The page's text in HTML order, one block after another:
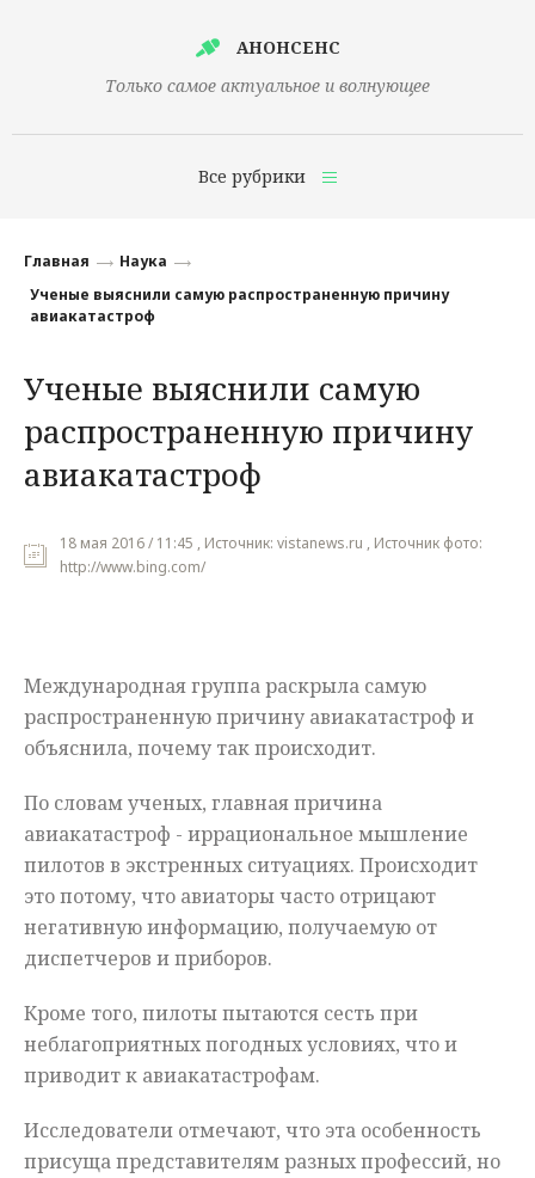
АНОНСЕНС
Только самое актуальное и волнующее
Все рубрики
Финансы
Наука
Культура
Общество
Мнения
Главная
Наука
Ученые выяснили самую распространенную причину
авиакатастроф
Ученые выяснили самую
распространенную причину
авиакатастроф
18 мая 2016 / 11:45 , Источник: vistanews.ru , Источник фото:
http://www.bing.com/
Международная группа раскрыла самую
распространенную причину авиакатастроф и
объяснила, почему так происходит.
По словам ученых, главная причина
авиакатастроф - иррациональное мышление
пилотов в экстренных ситуациях. Происходит
это потому, что авиаторы часто отрицают
негативную информацию, получаемую от
диспетчеров и приборов.
Кроме того, пилоты пытаются сесть при
неблагоприятных погодных условиях, что и
приводит к авиакатастрофам.
Исследователи отмечают, что эта особенность
присуща представителям разных профессий, но